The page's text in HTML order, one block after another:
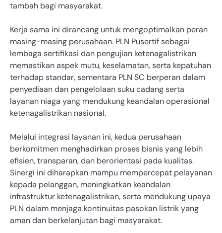
tambah bagi masyarakat.
Kerja sama ini dirancang untuk mengoptimalkan peran
masing-masing perusahaan. PLN Pusertif sebagai
lembaga sertifikasi dan pengujian ketenagalistrikan
memastikan aspek mutu, keselamatan, serta kepatuhan
terhadap standar, sementara PLN SC berperan dalam
penyediaan dan pengelolaan suku cadang serta
layanan niaga yang mendukung keandalan operasional
ketenagalistrikan nasional.
Melalui integrasi layanan ini, kedua perusahaan
berkomitmen menghadirkan proses bisnis yang lebih
efisien, transparan, dan berorientasi pada kualitas.
Sinergi ini diharapkan mampu mempercepat pelayanan
kepada pelanggan, meningkatkan keandalan
infrastruktur ketenagalistrikan, serta mendukung upaya
PLN dalam menjaga kontinuitas pasokan listrik yang
aman dan berkelanjutan bagi masyarakat.